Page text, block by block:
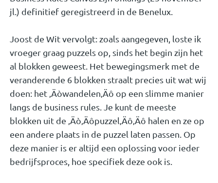
jl.) definitief geregistreerd in de Benelux.
Joost de Wit vervolgt: zoals aangegeven, loste ik
vroeger graag puzzels op, sinds het begin zijn het
al blokken geweest. Het bewegingsmerk met de
veranderende 6 blokken straalt precies uit wat wij
doen: het ‚Äòwandelen‚Äô op een slimme manier
langs de business rules. Je kunt de meeste
blokken uit de ‚Äò‚Äôpuzzel‚Äô‚Äô halen en ze op
een andere plaats in de puzzel laten passen. Op
deze manier is er altijd een oplossing voor ieder
bedrijfsproces, hoe specifiek deze ook is.